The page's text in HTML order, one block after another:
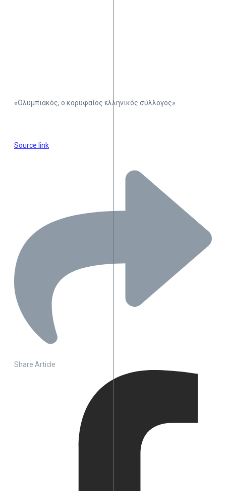
«Ολυμπιακός, o κορυφαίος ελληνικός σύλλογος»
Source link
Share Article